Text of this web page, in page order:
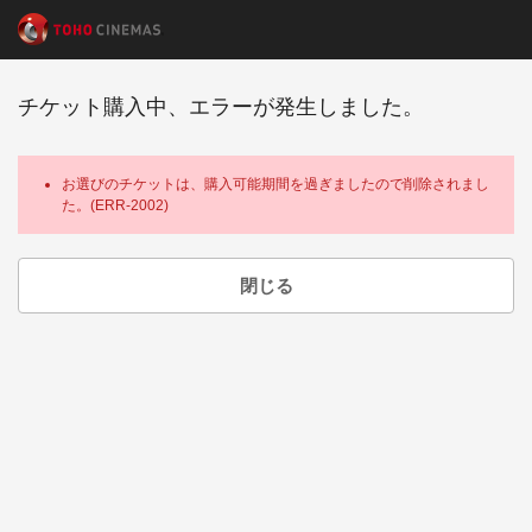
チケット購入中、エラーが発生しました。
お選びのチケットは、購入可能期間を過ぎましたので削除されまし
た。(ERR-2002)
閉じる